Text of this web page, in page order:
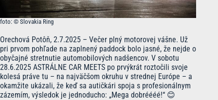
foto: © Slovakia Ring
Orechová Potôň, 2.7.2025 – Večer plný motorovej vášne. Už
pri prvom pohľade na zaplnený paddock bolo jasné, že nejde o
obyčajné stretnutie automobilových nadšencov. V sobotu
28.6.2025 ASTRÁLNE CAR MEETS po prvýkrát roztočili svoje
kolesá práve tu – na najväčšom okruhu v strednej Európe – a
okamžite ukázali, že keď sa autičkári spoja s profesionálnym
zázemím, výsledok je jednoducho: „Mega dobréééé!“ 😊